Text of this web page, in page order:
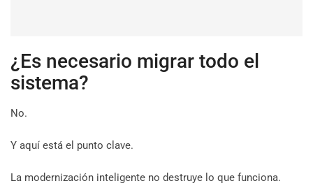
¿Es necesario migrar todo el
sistema?
No.
Y aquí está el punto clave.
La modernización inteligente no destruye lo que funciona.